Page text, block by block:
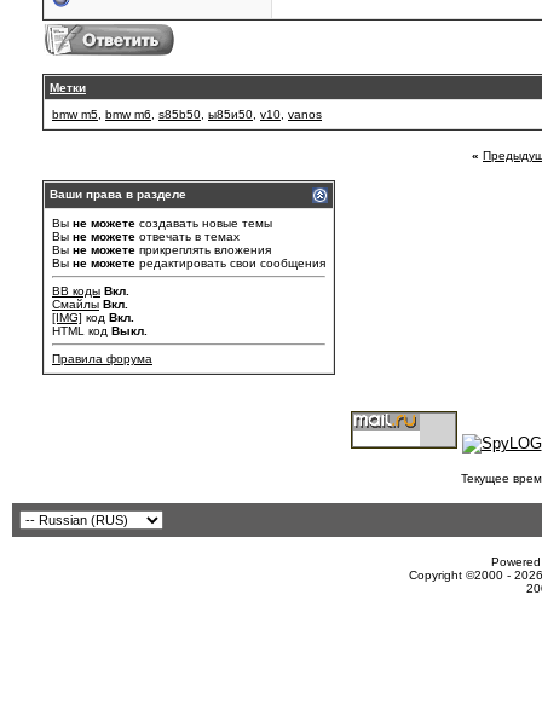
Метки
bmw m5 bmw m6 s85b50 ы85и50 v10 vanos
«
Ваши права в разделе
Вы не можете создавать новые темы
Вы не можете отвечать в темах
Вы не можете прикреплять вложения
Вы не можете редактировать свои сообщения
BB коды Вкл.
Смайлы Вкл.
[IMG] код Вкл.
HTML код Выкл.
Правила форума
Текущее
Copyright ©2000 -